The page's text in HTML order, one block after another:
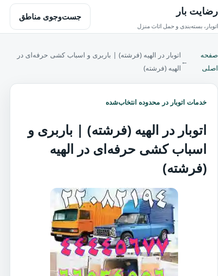
رضایت بار
اتوبار، بسته‌بندی و حمل اثاث منزل
جست‌وجوی مناطق
صفحه
اصلی
←
اتوبار در الهیه (فرشته) | باربری و اسباب کشی حرفه‌ای در
الهیه (فرشته)
خدمات اتوبار در محدوده انتخاب‌شده
اتوبار در الهیه (فرشته) | باربری و
اسباب کشی حرفه‌ای در الهیه
(فرشته)